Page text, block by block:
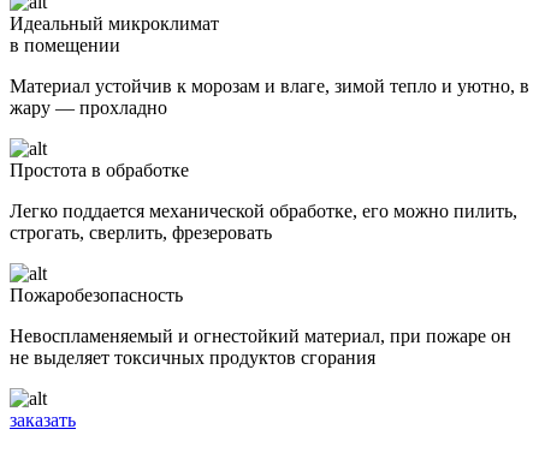
Идеальный микроклимат
в помещении
Материал устойчив к морозам и влаге, зимой тепло и уютно, в
жару — прохладно
Простота в обработке
Легко поддается механической обработке, его можно пилить,
строгать, сверлить, фрезеровать
Пожаробезопасность
Невоспламеняемый и огнестойкий материал, при пожаре он
не выделяет токсичных продуктов сгорания
заказать